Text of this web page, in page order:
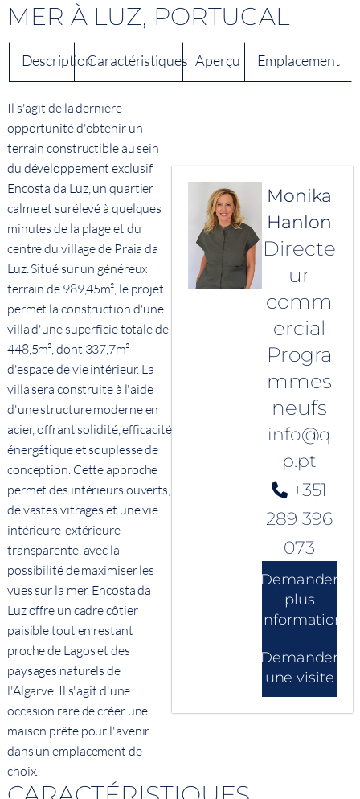
MER À LUZ, PORTUGAL
DescriptionCaractéristiques Aperçu Emplacement
Il s'agit de la dernière
opportunité d'obtenir un
terrain constructible au sein
du développement exclusif
Encosta da Luz, un quartier
calme et surélevé à quelques
minutes de la plage et du
centre du village de Praia da
Luz. Situé sur un généreux
terrain de 989,45m², le projet
permet la construction d'une
villa d'une superficie totale de
448,5m², dont 337,7m²
d'espace de vie intérieur. La
villa sera construite à l'aide
d'une structure moderne en
acier, offrant solidité, efficacité
énergétique et souplesse de
conception. Cette approche
permet des intérieurs ouverts,
de vastes vitrages et une vie
intérieure-extérieure
transparente, avec la
possibilité de maximiser les
vues sur la mer. Encosta da
Luz offre un cadre côtier
paisible tout en restant
proche de Lagos et des
paysages naturels de
l'Algarve. Il s'agit d'une
occasion rare de créer une
maison prête pour l'avenir
dans un emplacement de
choix.
Monika
Hanlon
Directe
ur
comm
ercial
Progra
mmes
neufs
info@q
p.pt
+351
289 396
073
Demander
plus
d'informations
Demander
une visite